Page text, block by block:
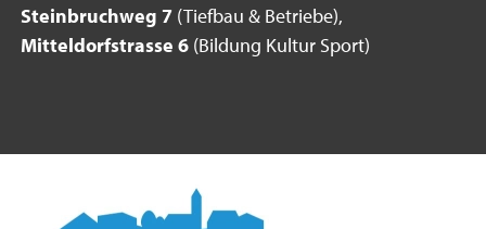
Steinbruchweg 7 (Tiefbau & Betriebe),
Mitteldorfstrasse 6 (Bildung Kultur Sport)